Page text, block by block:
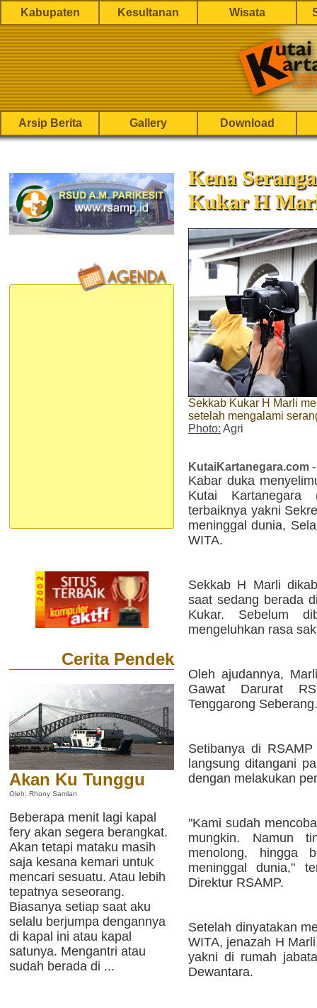
Kabupaten Kesultanan Wisata
Arsip Berita Gallery Download
Cerita Pendek
Akan Ku Tunggu
Oleh: Rhony Samlan
Beberapa menit lagi kapal
fery akan segera berangkat.
Akan tetapi mataku masih
saja kesana kemari untuk
mencari sesuatu. Atau lebih
tepatnya seseorang.
Biasanya setiap saat aku
selalu berjumpa dengannya
di kapal ini atau kapal
satunya. Mengantri atau
sudah berada di ...
Kena
Kukar H
Sekkab Kukar H Marli
setelah mengalami
Photo: Agri
KutaiKartanegara.com
Kabar duka
Kutai Kartanegara
terbaiknya yakni
meninggal dunia,
WITA.
Sekkab H Marli
saat sedang berada
Kukar. Sebelum
mengeluhkan rasa
Oleh ajudannya,
Gawat Darurat
Tenggarong Seberang.
Setibanya di
langsung ditangani
dengan melakukan
"Kami sudah
mungkin. Namun
menolong, hingga
meninggal dunia,"
Direktur RSAMP.
Setelah dinyatakan
WITA, jenazah H
yakni di rumah
Dewantara.